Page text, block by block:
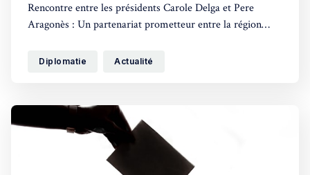
Rencontre entre les présidents Carole Delga et Pere
Aragonès : Un partenariat prometteur entre la région
Diplomatie Actualité